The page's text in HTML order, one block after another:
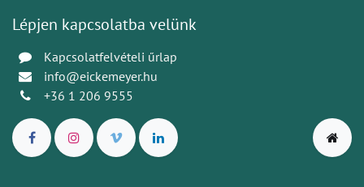
Lépjen kapcsolatba velünk
Kapcsolatfelvételi űrlap
info@eickemeyer.hu
+36 1 206 9555